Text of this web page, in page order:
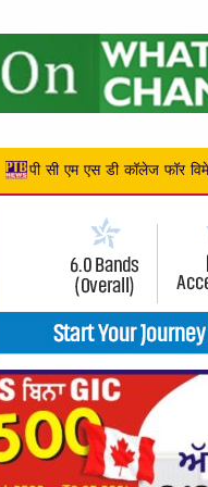
सस्टेनेबिलिटी और